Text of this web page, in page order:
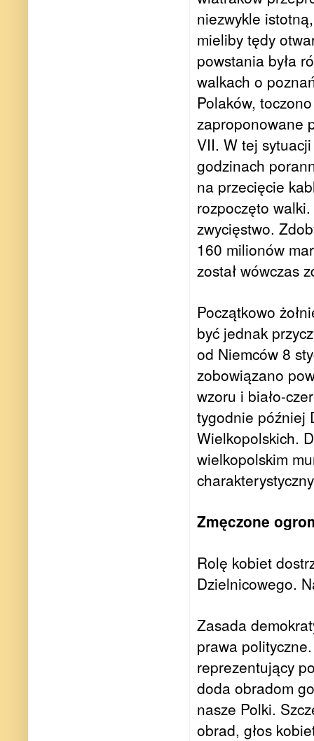
niezwykle
mieliby tędy
powstania była
walkach o
Polaków,
zaproponowane
VII. W tej
godzinach
na przecięcie
rozpoczęto
zwycięstwo.
160 milionów
został wówczas
Początkowo
być jednak
od Niemców 8
zobowiązano
wzoru i biało-
tygodnie później
Wielkopolskich.
wielkopolskim
Zmęczone
Rolę kobiet
Dzielnicowego.
Zasada
prawa
reprezentujący
doda obradom
nasze Polki.
obrad, głos